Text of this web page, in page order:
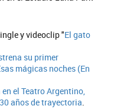
y videoclip "El gato
su primer
mágicas noches (En
en el Teatro Argentino,
años de trayectoria.